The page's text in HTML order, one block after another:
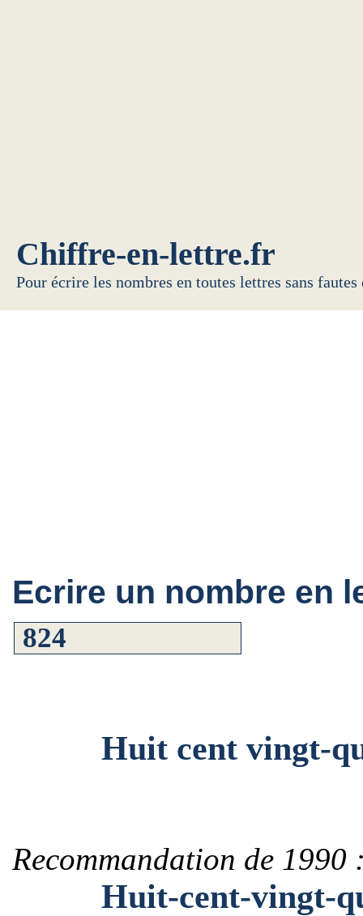
Chiffre-en-lettre.fr
Pour écrire les nombres en toutes lettres sans
Ecrire un nombre en
Huit cent vingt-
Recommandation de 1990
Huit-cent-vingt-